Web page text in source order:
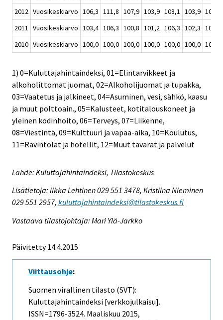
2012 Vuosikeskiarvo 106,3 111,8 107,9 103,9 108,1 103,9 101,1
2011 Vuosikeskiarvo 103,4 106,3 100,8 101,2 106,3 102,3 100,7
2010 Vuosikeskiarvo 100,0 100,0 100,0 100,0 100,0 100,0 100,0
1) 0=Kuluttajahintaindeksi, 01=Elintarvikkeet ja
alkoholittomat juomat, 02=Alkoholijuomat ja tupakka,
03=Vaatetus ja jalkineet, 04=Asuminen, vesi, sähkö, kaasu
ja muut polttoain., 05=Kalusteet, kotitalouskoneet ja
yleinen kodinhoito, 06=Terveys, 07=Liikenne,
08=Viestintä, 09=Kulttuuri ja vapaa-aika, 10=Koulutus,
11=Ravintolat ja hotellit, 12=Muut tavarat ja palvelut
Lähde: Kuluttajahintaindeksi, Tilastokeskus
Lisätietoja: Ilkka Lehtinen 029 551 3478, Kristiina Nieminen
029 551 2957, kuluttajahintaindeksi@tilastokeskus.fi
Vastaava tilastojohtaja: Mari Ylä-Jarkko
Päivitetty 14.4.2015
Viittausohje:
Suomen virallinen tilasto (SVT):
Kuluttajahintaindeksi [verkkojulkaisu].
ISSN=1796-3524. Maaliskuu 2015,